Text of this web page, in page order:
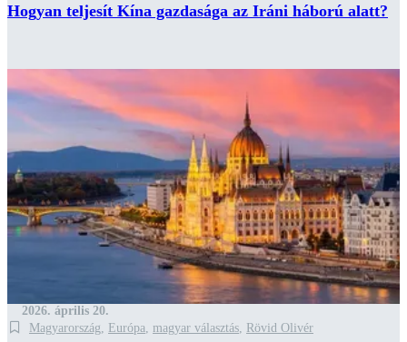
Hogyan teljesít Kína gazdasága az Iráni háború alatt?
2026. április 20.
Magyarország, Európa, magyar választás, Rövid Olivér